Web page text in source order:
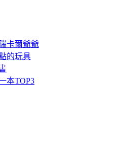
卡爾爺爺
的玩具
本TOP3